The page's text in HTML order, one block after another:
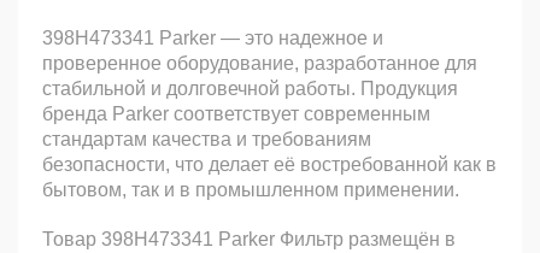
398H473341 Parker — это надежное и
проверенное оборудование, разработанное для
стабильной и долговечной работы. Продукция
бренда Parker соответствует современным
стандартам качества и требованиям
безопасности, что делает её востребованной как в
бытовом, так и в промышленном применении.
Товар 398H473341 Parker Фильтр размещён в